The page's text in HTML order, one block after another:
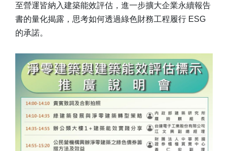
至營運皆納入建築能效評估，進一步擴大企業永續報告
書的量化揭露，思考如何透過綠色財務工程履行 ESG
的承諾。